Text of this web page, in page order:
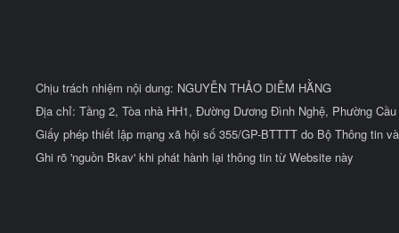
Chịu trách nhiệm nội dung: NGUYỄN THẢO DIỄM HẰNG
Địa chỉ: Tầng 2, Tòa nhà HH1, Đường Dương Đình Nghệ, Phường
Giấy phép thiết lập mạng xã hội số 355/GP-BTTTT do Bộ Thông tin
Ghi rõ 'nguồn Bkav' khi phát hành lại thông tin từ Website này